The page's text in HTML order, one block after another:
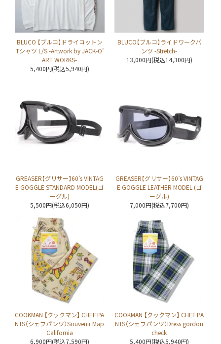
BLUCO 【ブルコ】ドライコットン
Tシャツ L/S -Artwork by JACK-O’
ART WORKS-
5,400円(税込5,940円)
BLUCO【ブルコ】ライドワークパ
ンツ -Stretch-
13,000円(税込14,300円)
GREASER【グリサー】60’s VINTAG
E GOGGLE STANDARD MODEL(ゴ
ーグル)
5,500円(税込6,050円)
GREASER【グリサー】60’s VINTAG
E GOGGLE LEATHER MODEL (ゴ
ーグル)
7,000円(税込7,700円)
COOKMAN 【クックマン】 CHEF PA
NTS（シェフパンツ）Souvenir Map
California
6,900円(税込7,590円)
COOKMAN 【クックマン】 CHEF PA
NTS（シェフパンツ）Dress gordon
check
5,400円(税込5,940円)